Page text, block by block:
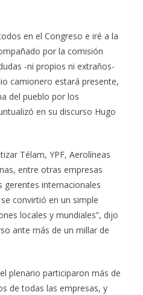
en el Congreso e iré a la
por la comisión
-ni propios ni extraños-
camionero estará presente,
del pueblo por los
en su discurso Hugo
Télam, YPF, Aerolíneas
entre otras empresas
gerentes internacionales
convirtió en un simple
locales y mundiales”, dijo
ante más de un millar de
plenario participaron más de
de todas las empresas, y